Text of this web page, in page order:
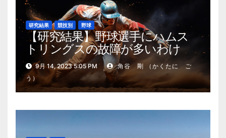
研究結果 競技別 野球
【研究結果】野球選手にハムス
トリングスの故障が多いわけ
9月 14, 2023 5:05 PM
角谷 剛 （かくたに ご
う）